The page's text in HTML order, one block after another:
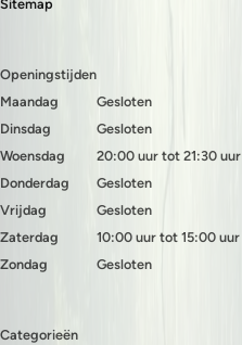
Sitemap
Openingstijden
Maandag
Dinsdag
Woensdag
Donderdag
Vrijdag
Zaterdag
Zondag
Gesloten
Gesloten
20:00 uur tot 21:30 uur
Gesloten
Gesloten
10:00 uur tot 15:00 uur
Gesloten
Categorieën